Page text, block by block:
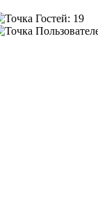
Гостей: 19